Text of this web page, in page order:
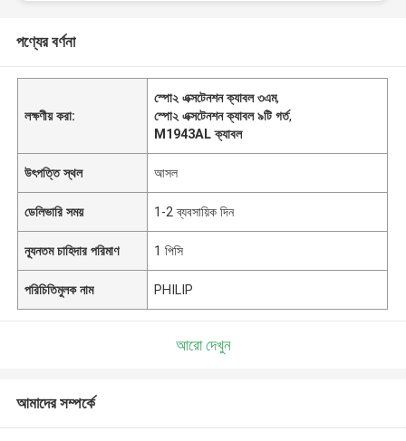
পণ্যের বর্ণনা
লক্ষণীয় করা:
স্পো২ এক্সটেনশন ক্যাবল ৩এম,
স্পো২ এক্সটেনশন ক্যাবল ৯টি গর্ত,
M1943AL ক্যাবল
উৎপত্তি স্থল আসল
ডেলিভারি সময় 1-2 ব্যবসায়িক দিন
ন্যূনতম চাহিদার পরিমাণ 1 পিসি
পরিচিতিমুলক নাম PHILIP
আরো দেখুন
আমাদের সম্পর্কে